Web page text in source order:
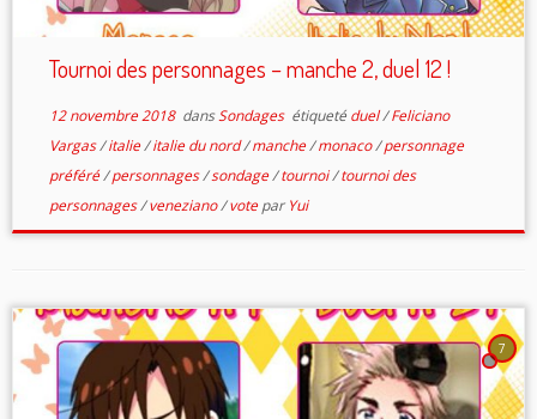
Tournoi des personnages – manche 2, duel 12 !
12 novembre 2018dansSondages étiqueté duel/Feliciano
Vargas/italie/italie du nord/manche/monaco/personnage
préféré/personnages/sondage/tournoi/tournoi des
personnages/veneziano/votepar Yui
7